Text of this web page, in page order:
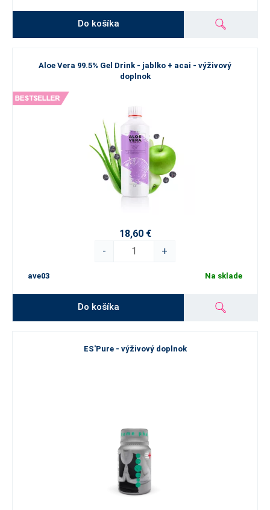
Do košíka
Aloe Vera 99.5% Gel Drink - jablko + acai - výživový
doplnok
18,60 €
-
+
ave03 Na sklade
Do košíka
ES'Pure - výživový doplnok